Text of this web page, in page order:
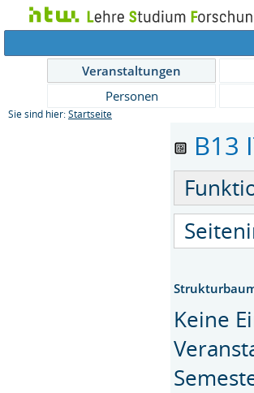
Veranstaltungen
Personen
Sie sind hier: Startseite
B13
Keine